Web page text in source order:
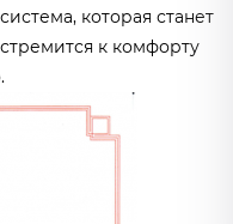
которая станет
к комфорту